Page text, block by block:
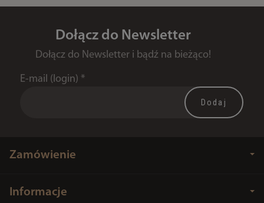
Dołącz do Newsletter
Dołącz do Newsletter i bądź na bieżąco!
E-mail (login) *
Zamówienie
Informacje